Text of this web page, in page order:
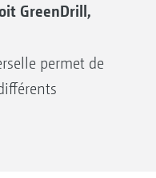
GreenDrill,
permet de
GreenDrill 200 et